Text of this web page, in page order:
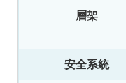
層架
安全系統